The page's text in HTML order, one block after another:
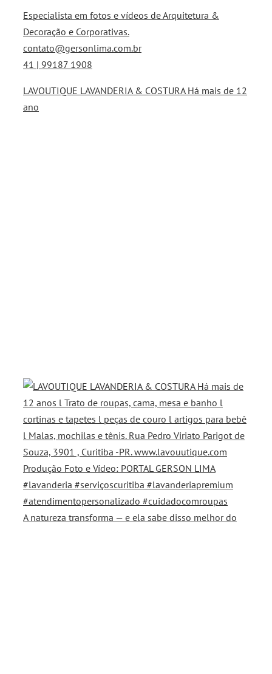
Especialista em fotos e vídeos de Arquitetura &
Decoração e Corporativas.
contato@gersonlima.com.br
41 | 99187 1908
LAVOUTIQUE LAVANDERIA & COSTURA Há mais de 12
ano
A natureza transforma — e ela sabe disso melhor do